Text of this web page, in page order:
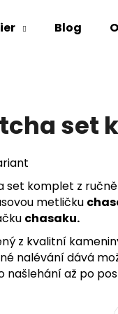
Blog
set
set komplet z
metličku
chasaku.
z kvalitní
nalévání dává
našlehání až po
HLEDAT